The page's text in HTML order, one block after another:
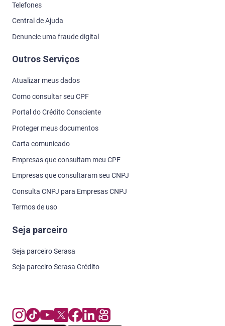
Telefones
Central de Ajuda
Denuncie uma fraude digital
Outros Serviços
Atualizar meus dados
Como consultar seu CPF
Portal do Crédito Consciente
Proteger meus documentos
Carta comunicado
Empresas que consultam meu CPF
Empresas que consultaram seu CNPJ
Consulta CNPJ para Empresas CNPJ
Termos de uso
Seja parceiro
Seja parceiro Serasa
Seja parceiro Serasa Crédito